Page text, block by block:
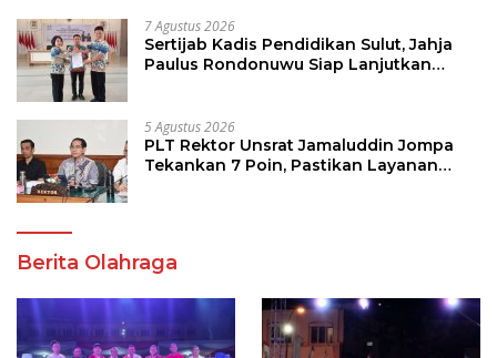
7 Agustus 2026
Sertijab Kadis Pendidikan Sulut, Jahja
Paulus Rondonuwu Siap Lanjutkan
5 Agustus 2026
PLT Rektor Unsrat Jamaluddin Jompa
Tekankan 7 Poin, Pastikan Layanan
Berita Olahraga